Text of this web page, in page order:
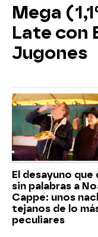
Mega
Late con
Jugones
El desayuno que
sin palabras a
Cappe: unos
tejanos de lo
peculiares